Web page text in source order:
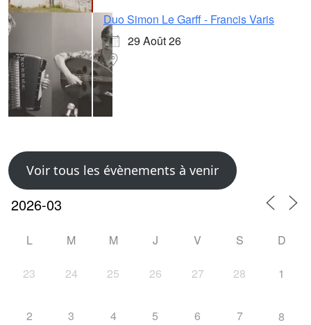
Duo Simon Le Garff - Francis Varis
29 Août 26
Voir tous les évènements à venir
L M M J V S D
23 24 25 26 27 28 1
2 3 4 5 6 7 8